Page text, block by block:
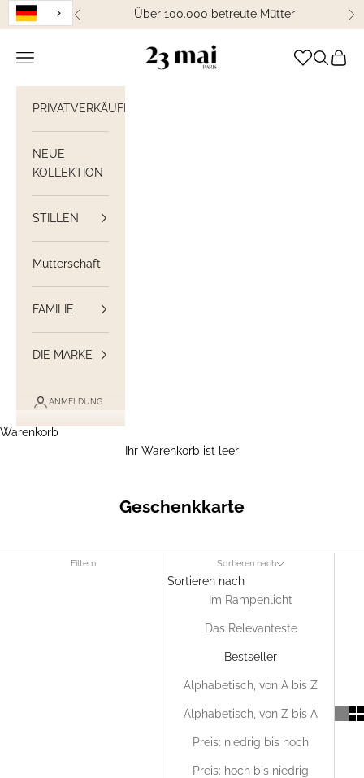
Weiter zum Inhalt
Zurück Über 100.000 betreute Mütter
23 Mai Paris
Navigation öffnen Suche
PRIVATVERKÄUFE
NEUE
KOLLEKTION
STILLEN
Mutterschaft
FAMILIE
DIE MARKE
ANMELDUNG
Warenkorb
Ihr Warenkorb ist leer
Geschenkkarte
Filtern Sortieren nach
Sortieren nach
Im Rampenlicht
Das Relevanteste
Bestseller
Alphabetisch, von A bis Z
Alphabetisch, von Z bis A
Preis: niedrig bis hoch
Preis: hoch bis niedrig